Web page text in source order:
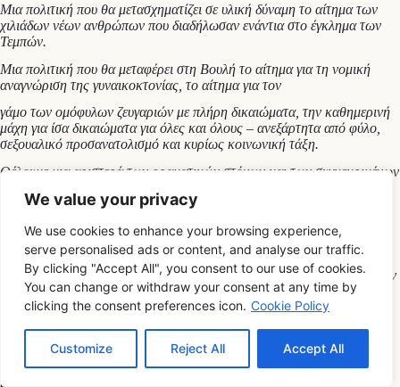
We value your privacy
We use cookies to enhance your browsing experience,
serve personalised ads or content, and analyse our traffic.
By clicking "Accept All", you consent to our use of cookies.
You can change or withdraw your consent at any time by
clicking the consent preferences icon. Cookie Policy
Customize Reject All Accept All
Μια πολιτική που θα μετασχηματίζει σε υλική δύναμη το αίτημα των
χιλιάδων νέων ανθρώπων που διαδήλωσαν ενάντια στο έγκλημα των
Τεμπών.
Μια πολιτική που θα μεταφέρει στη Βουλή το αίτημα για τη νομική
αναγνώριση της γυναικοκτονίας, το αίτημα για τον
γάμο των ομόφυλων ζευγαριών με πλήρη δικαιώματα, την καθημερινή
μάχη για ίσα δικαιώματα για όλες και όλους – ανεξάρτητα από φύλο,
σεξουαλικό προσανατολισμό και κυρίως κοινωνική τάξη.
Θέλουμε μια αριστερά των οραματικών στόχων και των συγκεκριμένων
και υποτάσσει τα πάντα στο στόχο της καταπολέμησής της.
Και κυρίως αναλαμβάνει την ευθύνη της σύγκρουσης με τα ισχυρά
πολιτικά και οικονομικά συμφέροντα που αυξάνουν τη δύναμή τους την
ώρα που οι πολλοί και οι πολλές μαθαίνουν να ζουν με τα λίγα – τόσο
ως εισόδημα, όσο και ως προσδοκίες.
Για να μπουν κανόνες στην κερδοφορία των λίγων, για να μην είναι η
εργασιακή ανασφάλεια και επισφάλεια οι αυτονόητες συνθήκες για τη
νέα γενιά, για ένα μοντέλο ανάπτυξης που δεν θα μετατρέπει τη χώρα
μας σε φτηνό πάροχο υπηρεσιών, αλλά σε ισχυρό παραγωγικό πόλο